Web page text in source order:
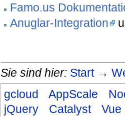
Famo.us
Anuglar-Integration
Sie sind hier: Start→
gcloud
AppScale
jQuery
Catalyst
Vue